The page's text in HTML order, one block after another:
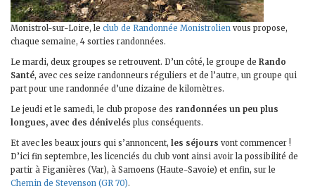
Monistrol-sur-Loire, le club de Randonnée Monistrolien vous propose,
chaque semaine, 4 sorties randonnées.
Le mardi, deux groupes se retrouvent. D’un côté, le groupe de Rando
Santé, avec ces seize randonneurs réguliers et de l’autre, un groupe qui
part pour une randonnée d’une dizaine de kilomètres.
Le jeudi et le samedi, le club propose des randonnées un peu plus
longues, avec des dénivelés plus conséquents.
Et avec les beaux jours qui s’annoncent, les séjours vont commencer !
D’ici fin septembre, les licenciés du club vont ainsi avoir la possibilité de
partir à Figanières (Var), à Samoens (Haute-Savoie) et enfin, sur le
Chemin de Stevenson (GR 70).